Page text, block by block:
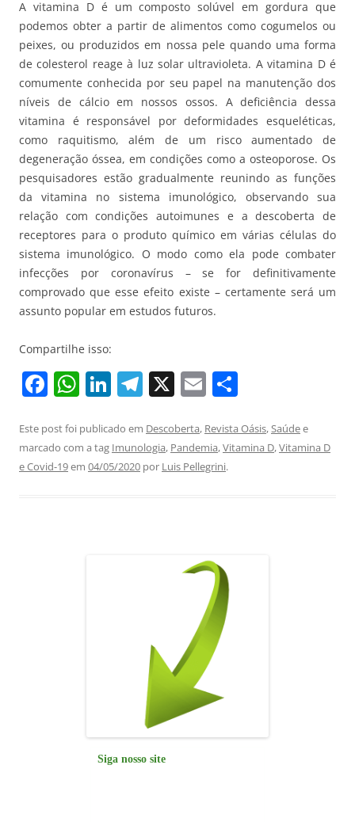
A vitamina D é um composto solúvel em gordura que
podemos obter a partir de alimentos como cogumelos ou
peixes, ou produzidos em nossa pele quando uma forma
de colesterol reage à luz solar ultravioleta. A vitamina D é
comumente conhecida por seu papel na manutenção dos
níveis de cálcio em nossos ossos. A deficiência dessa
vitamina é responsável por deformidades esqueléticas,
como raquitismo, além de um risco aumentado de
degeneração óssea, em condições como a osteoporose. Os
pesquisadores estão gradualmente reunindo as funções
da vitamina no sistema imunológico, observando sua
relação com condições autoimunes e a descoberta de
receptores para o produto químico em várias células do
sistema imunológico. O modo como ela pode combater
infecções por coronavírus – se for definitivamente
comprovado que esse efeito existe – certamente será um
assunto popular em estudos futuros.
Compartilhe isso:
F
c
e
W
at
s
Li
k
e
T
e
gr
X E
ai
l
ar
e
Este post foi publicado em Descoberta, Revista Oásis,Saúdee
marcado com a tag Imunologia, Pandemia,Vitamina D,Vitamina D
e Covid-19em 04/05/2020 por Luis Pellegrini.
Siga nosso site